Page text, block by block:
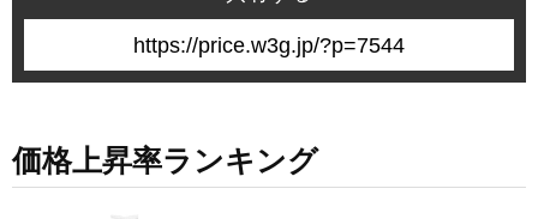
2025年2月 704円
2024年平均 677円
7544
価格上昇率ランキング